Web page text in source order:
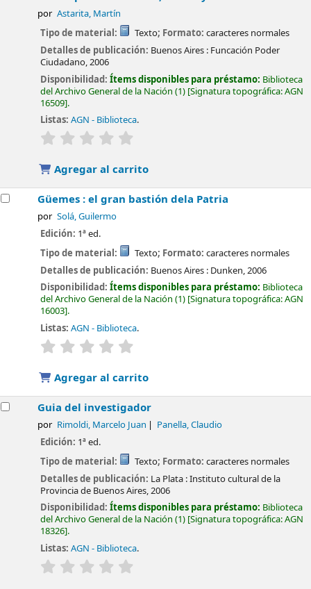
por Astarita, Martín
Tipo de material: Texto; Formato: caracteres normales
Detalles de publicación: Buenos Aires : Funcación Poder
Ciudadano,2006
Disponibilidad:Ítems disponibles para préstamo: Biblioteca
del Archivo General de la Nación (1) Signatura topográfica:AGN
16509 .
Listas: AGN - Biblioteca.
valoración
Agregar al carrito
Güemes : el gran bastión dela Patria
por Solá, Guilermo
Edición: 1ª ed.
Tipo de material:
Texto; Formato: caracteres normales
Detalles de publicación: Buenos Aires : Dunken,2006
Disponibilidad:Ítems disponibles para préstamo: Biblioteca
del Archivo General de la Nación (1) Signatura topográfica:AGN
16003 .
Listas: AGN - Biblioteca.
valoración
Agregar al carrito
Guia del investigador
por Rimoldi, Marcelo Juan Panella, Claudio
Edición: 1ª ed.
Tipo de material:
Texto; Formato: caracteres normales
Detalles de publicación: La Plata :Instituto cultural de la
Provincia de Buenos Aires,2006
Disponibilidad:Ítems disponibles para préstamo: Biblioteca
del Archivo General de la Nación (1) Signatura topográfica:AGN
18326 .
Listas: AGN - Biblioteca.
valoración